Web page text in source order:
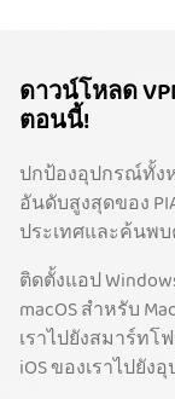
ดาวน์โหลด
ตอนนี้!
ปกป้องอุปกรณ์ทั้ง
อันดับสูงสุดของ
ประเทศและค้นพบ
ติดตั้งแอป
macOS สำหรับ
เราไปยังสมาร์ท
iOS ของเราไปยั